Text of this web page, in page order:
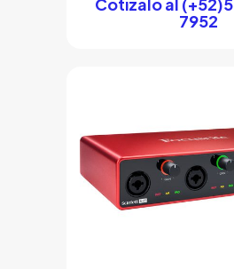
7952